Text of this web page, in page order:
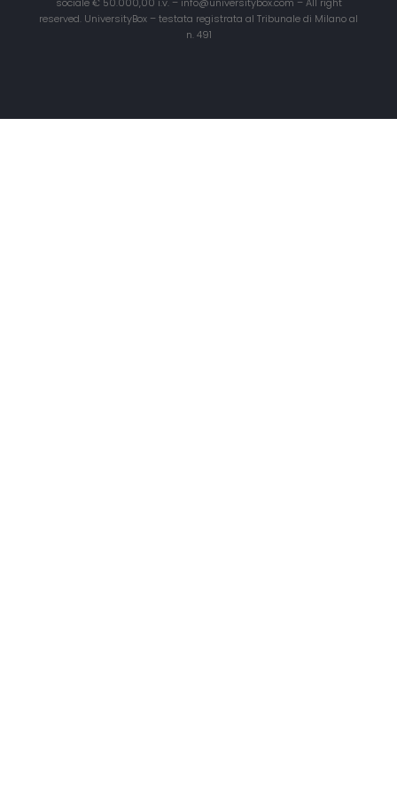
reserved. UniversityBox – testata registrata al Tribunale di Milano al
n. 491